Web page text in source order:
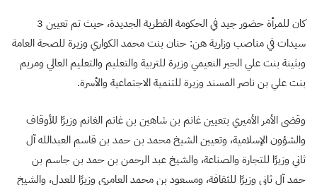
كان للمرأة حضور جيد في الحكومة القطرية الجديدة، حيث تم تعيين 3
سيدات في مناصب وزارية هن: حنان بنت محمد الكواري وزيرة للصحة العامة
وبثينة بنت علي الجبر النعيمي وزيرة للتربية والتعليم والتعليم العالي ومريم
بنت علي بن ناصر المسند وزيرة للتنمية الاجتماعية والأسرة.
وقضى الأمر الأميري بتعيين غانم بن شاهين بن غانم الغانم وزيرًا للأوقاف
والشؤون الإسلامية، وتعيين الشيخ محمد بن حمد بن قاسم العبدالله آل
ثاني وزيرًا للتجارة والصناعة، والشيخ عبد الرحمن بن حمد بن جاسم بن
حمد آل ثاني وزيرًا للثقافة، ومسعود بن محمد العامري وزيرًا للعدل، والشيخ